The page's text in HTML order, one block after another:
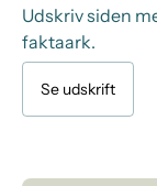
Udskriv siden
faktaark.
Se udskrift